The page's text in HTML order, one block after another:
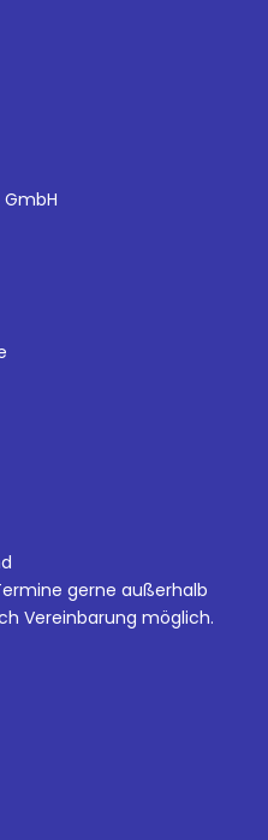
gerne außerhalb
Vereinbarung möglich.